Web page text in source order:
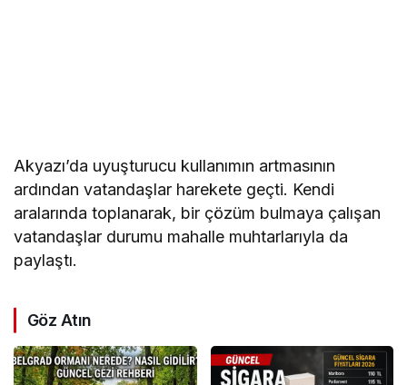
Akyazı’da uyuşturucu kullanımın artmasının
ardından vatandaşlar harekete geçti. Kendi
aralarında toplanarak, bir çözüm bulmaya çalışan
vatandaşlar durumu mahalle muhtarlarıyla da
paylaştı.
Göz Atın